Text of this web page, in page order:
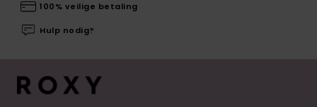
100% veilige betaling
Hulp nodig?